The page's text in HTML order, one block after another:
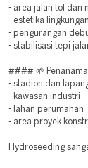
- area jalan tol dan
- estetika lingkungan
- pengurangan
- stabilisasi tepi
#### 🌱
- stadion dan
- kawasan industri
- lahan perumahan
- area proyek
Hydroseeding